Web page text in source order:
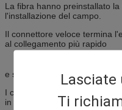
Lasciate
Ti
La fibra hanno preinstallato
l'installazione del campo.
Il connettore veloce termina
al collegamento più rapido
e sconnessione che
I connettori meccanicamente
in modo dalla luce può